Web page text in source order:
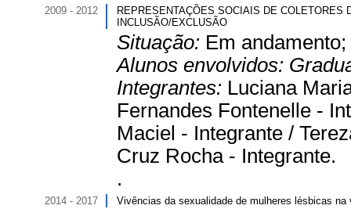
2009 - 2012
REPRESENTAÇÕES SOCIAIS DE COLETORES
INCLUSÃO/EXCLUSÃO
Situação: Em andamento;
Alunos envolvidos:
Integrantes: Luciana
Fernandes Fontenelle -
Maciel - Integrante /
Cruz Rocha - Integrante.
.
2014 - 2017 Vivências da sexualidade de mulheres lésbicas